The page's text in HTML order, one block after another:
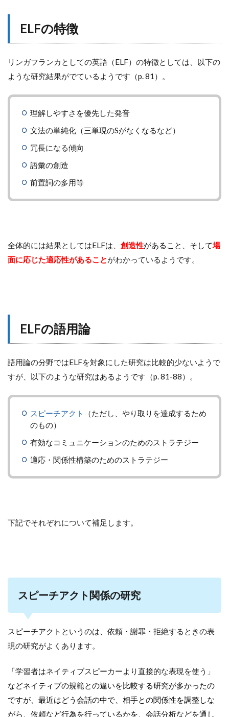
ELFの特徴
リンガフランカとしての英語（ELF）の特徴としては、以下の
ような研究結果がでているようです（p. 81）。
理解しやすさを優先した発音
文法の単純化（三単現のSがなくなるなど）
冗長になる傾向
語彙の創造
前置詞の多用等
全体的には結果としてはELFは、 創造性があること、そして場
面に応じた適応性があることがわかっているようです。
ELFの語用論
語用論の分野ではELFを対象にした研究は比較的少ないようで
すが、以下のような研究はあるようです（p. 81-88）。
スピーチアクト
（ただし、やり取りを達成するため
のもの）
有効なコミュニケーションのためのストラテジー
適応・関係性構築のためのストラテジー
下記でそれぞれについて補足します。
スピーチアクト関係の研究
スピーチアクトというのは、依頼・謝罪・拒絶するときの表
現の研究がよくあります。
「学習者はネイティブスピーカーより直接的な表現を使う」
などネイティブの規範との違いを比較する研究が多かったの
ですが、最近はどう会話の中で、相手との関係性を調整しな
がら、依頼など行為を行っているかを、会話分析などを通し